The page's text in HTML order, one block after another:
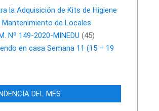
la Adquisición de Kits de Higiene
Mantenimiento de Locales
Nº 149-2020-MINEDU (45)
en casa Semana 11 (15 – 19
DEL MES